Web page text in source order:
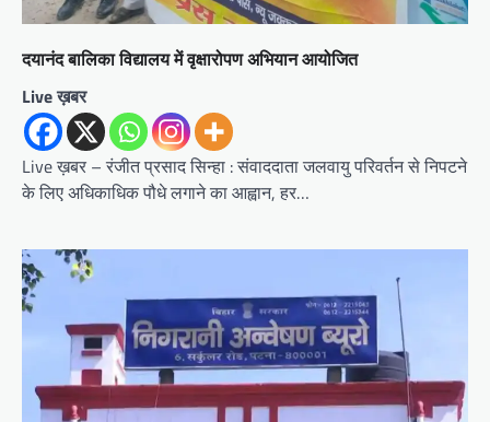
दयानंद बालिका विद्यालय में वृक्षारोपण अभियान आयोजित
Live ख़बर
Live ख़बर – रंजीत प्रसाद सिन्हा : संवाददाता जलवायु परिवर्तन से निपटने
के लिए अधिकाधिक पौधे लगाने का आह्वान, हर…